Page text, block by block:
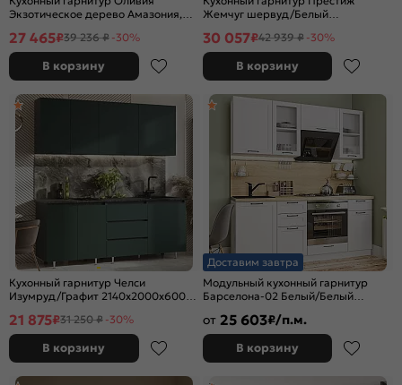
Экзотическое дерево Амазония,
2000x2000x600 (Кастилло темный)
27 465₽39 236 ₽ -30%
В корзину
Жемчуг шервуд/Белый
30 057₽42 939 ₽ -30%
В корзину
Кухонный гарнитур Челси
Изумруд/Графит 2140x2000x600
21 875₽31 250 ₽ -30%
В корзину
Доставим завтра
Модульный кухонный гарнитур
Барселона-02 Белый/Белый
от 25 603₽/п.м.
В корзину